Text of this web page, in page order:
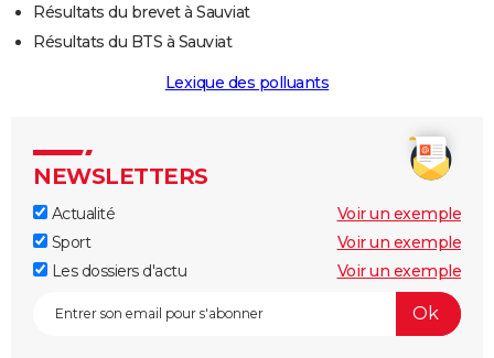
Résultats du brevet à Sauviat
Résultats du BTS à Sauviat
Lexique des polluants
NEWSLETTERS
Actualité
Voir un exemple
Sport
Voir un exemple
Les dossiers d'actu
Voir un exemple